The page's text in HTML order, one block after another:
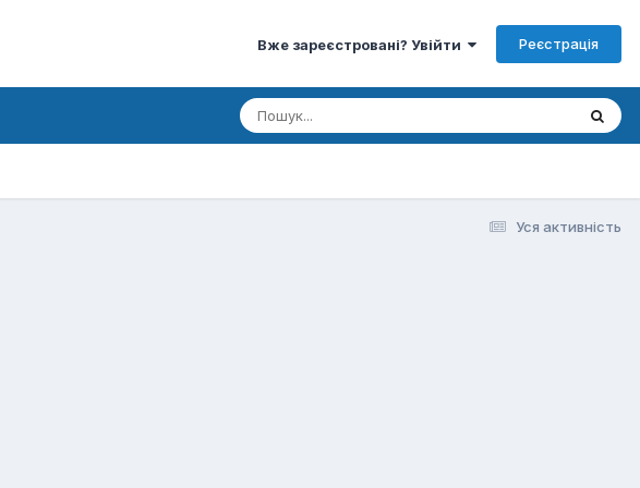
Вже зареєстровані? Увійти Реєстрація
Уся активність